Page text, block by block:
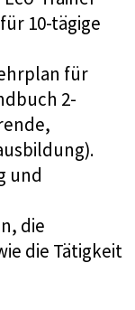
10-tägige
für
2-
und
die
die Tätigkeit